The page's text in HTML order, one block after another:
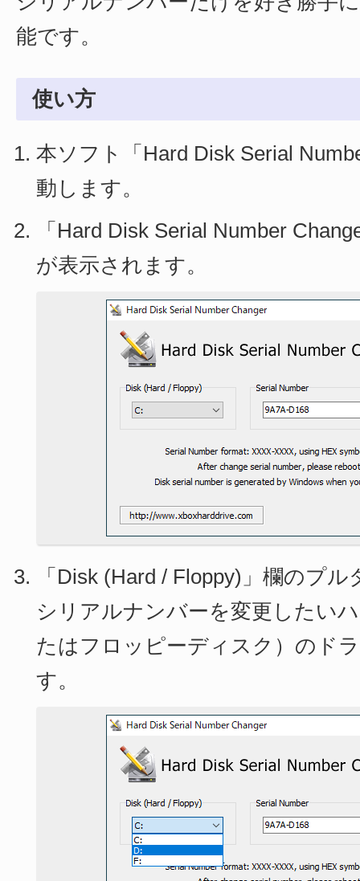
能です。
使い方
本ソフト「Hard Disk Serial
動します。
「Hard Disk Serial Number
が表示されます。
「Disk (Hard / Floppy)」欄のプ
シリアルナンバーを変更したい
たはフロッピーディスク）のド
す。